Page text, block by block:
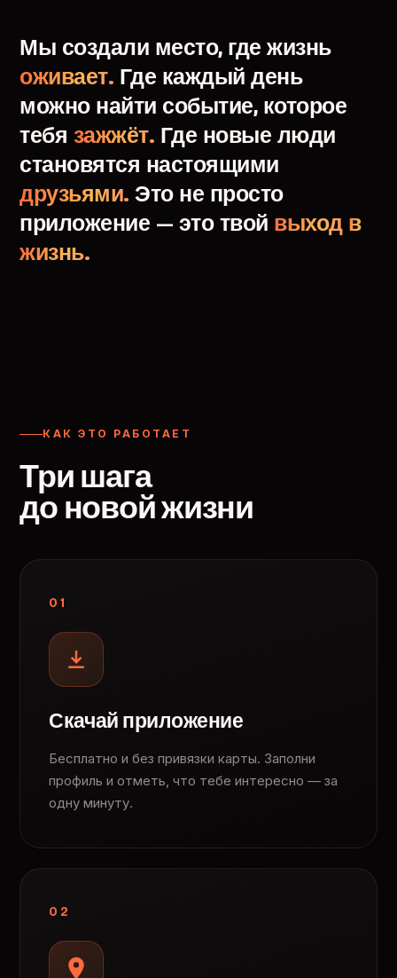
Мы создали место, где жизнь
оживает. Где каждый день
можно найти событие, которое
тебя зажжёт. Где новые люди
становятся настоящими
друзьями. Это не просто
приложение — это твой выход в
жизнь.
КАК ЭТО РАБОТАЕТ
Три шага
до новой жизни
01
Скачай приложение
Бесплатно и без привязки карты. Заполни
профиль и отметь, что тебе интересно — за
одну минуту.
02